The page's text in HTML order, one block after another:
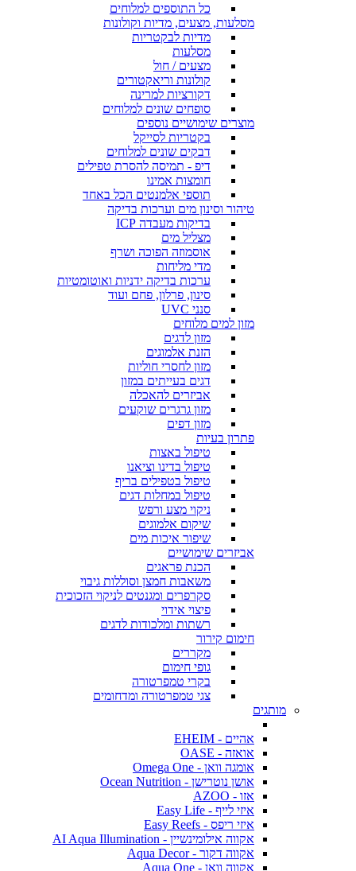
כל התוספים למלוחים
מסלעות, מצעים, מדיות וקולונות
מדיות לבקטריות
מסלעות
מצעים / חול
קולונות וריאקטורים
דקורציות למרינה
סופחים שונים למלוחים
מוצרים שימושיים נוספים
בקטריות לסייקל
דבקים שונים למלוחים
דיפ - תמיסה להסרת טפילים
חומצות אמינו
תוספי אלמנטים הכל באחד
טיהור וסינון מים וערכות בדיקה
בדיקות מעבדה ICP
מצליל מים
אוסמוזה הפוכה ושרף
מדי מליחות
ערכות בדיקה ידניות ואוטומטיות
סינון, פרלון, פחם ועוד
סנני UVC
מזון למים מלוחים
מזון לדגים
הזנת אלמוגים
מזון לחסרי חוליות
דגים בעייתים במזון
אביזרים להאכלה
מזון גרגרים שוקעים
מזון דפים
פתרון בעיות
טיפול באצות
טיפול בדינו וציאנו
טיפול בטפילים בריף
טיפול במחלות דגים
ניקוי מצע ורפש
שיקום אלמוגים
שיפור איכות מים
אביזרים שימושיים
הכנת פראגים
משאבות חמצן וסוללות גיבוי
סקרפרים ומגנטים לניקוי הזכוכית
פיצוי אידוי
רשתות ומלכודות לדגים
חימום קירור
מקררים
גופי חימום
בקרי טמפרטורה
צגי טמפרטורה ומדחומים
מותגים
אהיים - EHEIM
אואזה - OASE
אומגה וואן - Omega One
אושן נוטרישן - Ocean Nutrition
אזו - AZOO
איזי לייף - Easy Life
איזי ריפס - Easy Reefs
אקווה אילומינשיין - AI Aqua Illumination
אקווה דקור - Aqua Decor
אקווה וואן - Aqua One